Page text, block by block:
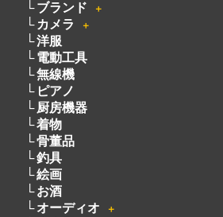
ブランド ＋
カメラ ＋
洋服
電動工具
無線機
ピアノ
厨房機器
着物
骨董品
釣具
絵画
お酒
オーディオ
＋